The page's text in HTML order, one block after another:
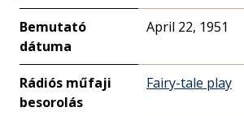
Bemutató
dátuma
April 22, 1951
Rádiós műfaji
besorolás
Fairy-tale play